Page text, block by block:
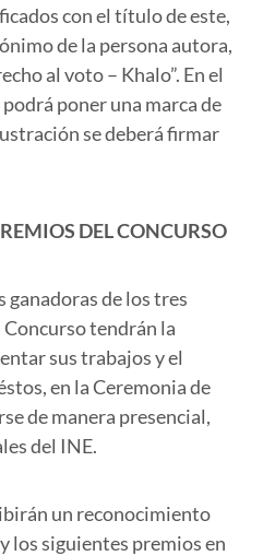
con el título de este,
de la persona autora,
al voto – Khalo”. En el
poner una marca de
se deberá firmar
DEL CONCURSO
ganadoras de los tres
tendrán la
sus trabajos y el
en la Ceremonia de
de manera presencial,
del INE.
un reconocimiento
los siguientes premios en